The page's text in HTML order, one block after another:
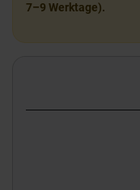
7–9 Werktage).